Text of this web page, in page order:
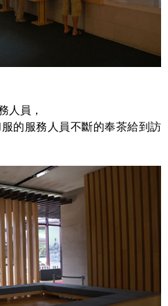
人員，
的服務人員不斷的奉茶給到訪